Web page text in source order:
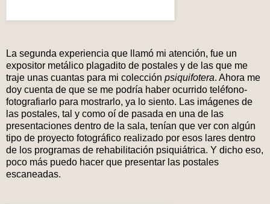
La segunda experiencia que llamó mi atención, fue un
expositor metálico plagadito de postales y de las que me
traje unas cuantas para mi colección psiquifotera. Ahora me
doy cuenta de que se me podría haber ocurrido teléfono-
fotografiarlo para mostrarlo, ya lo siento. Las imágenes de
las postales, tal y como oí de pasada en una de las
presentaciones dentro de la sala, tenían que ver con algún
tipo de proyecto fotográfico realizado por esos lares dentro
de los programas de rehabilitación psiquiátrica. Y dicho eso,
poco más puedo hacer que presentar las postales
escaneadas.